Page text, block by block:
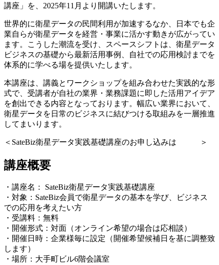
講座」
を、2025年11月より開講いたします。
世界的に衛星データの民間利用が加速するなか、日本でも企
業自らが衛星データを経営・事業に活かす動きが広がってい
ます。こうした潮流を受け、スペースシフトは、衛星データ
ビジネスの基礎から最新活用事例、自社での応用検討までを
体系的に学べる場を提供いたします。
本講座は、講義とワークショップを組み合わせた実践的な形
式で、受講者が自社の業界・業務課題に即した活用アイデア
を創出できる内容となっております。幅広い業界において、
衛星データを日常のビジネスに結びつける取組みを一層推進
してまいります。
＜ SateBiz衛星データ実践基礎講座のお申し込みは ＞
講座概要
・講座名：
SateBiz衛星データ実践基礎講座
・対象：SateBiz会員で衛星データの基本を学び、ビジネス
での応用を考えたい方
・受講料：無料
・開催形式：対面（オンライン希望の場合は応相談）
・開催日時：企業様毎に設定（開催希望候補日を基に調整致
します）
・場所：大手町ビル6階会議室